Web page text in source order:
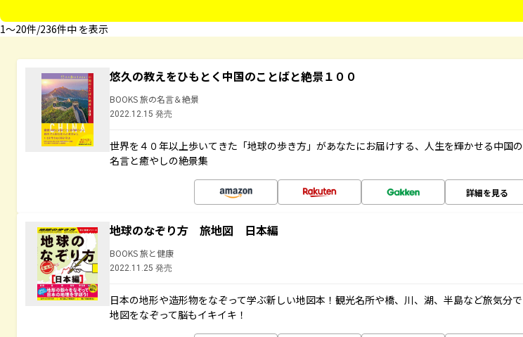
1〜20件/236件中 を表示
悠久の教えをひもとく中国のことばと絶景１００
BOOKS 旅の名言＆絶景
2022.12.15 発売
世界を４０年以上歩いてきた「地球の歩き方」があなたにお届けする、人生を輝かせる中国の
名言と癒やしの絶景集
詳細を見る
地球のなぞり方 旅地図 日本編
BOOKS 旅と健康
2022.11.25 発売
日本の地形や造形物をなぞって学ぶ新しい地図本！観光名所や橋、川、湖、半島など旅気分で
地図をなぞって脳もイキイキ！